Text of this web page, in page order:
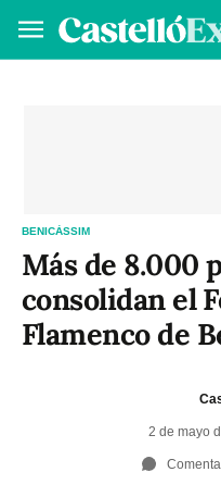
BENICÀSSIM
Más de 8.000
consolidan el
Flamenco de
2 de mayo